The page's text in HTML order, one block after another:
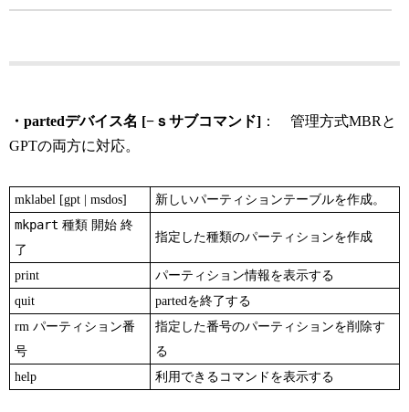
・partedデバイス名 [−ｓサブコマンド] ： 管理方式MBRと
GPTの両方に対応。
mklabel [gpt | msdos] 新しいパーティションテーブルを作成。
mkpart 種類 開始 終
了
指定した種類のパーティションを作成
print
パーティション情報を表示する
quit
partedを終了する
rm パーティション番
号
指定した番号のパーティションを削除す
る
help
利用できるコマンドを表示する